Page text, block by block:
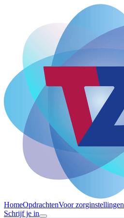
HomeOpdrachtenVoor zorginstellingen
Schrijf je in